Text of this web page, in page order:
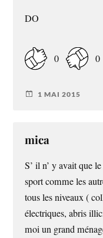
DO
0 0
1 MAI 2015
mica
S’ il n’ y avait que
sport comme les
tous les niveaux (
électriques, abris
moi un grand